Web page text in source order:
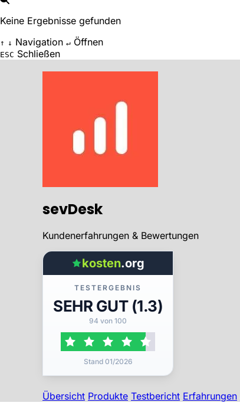
Keine Ergebnisse gefunden
↑ ↓ Navigation ↵ Öffnen
ESC Schließen
sevDesk
Kundenerfahrungen & Bewertungen
kosten.org
TESTERGEBNIS
SEHR GUT (1.3)
94 von 100
Stand 01/2026
Übersicht Produkte Testbericht Erfahrungen